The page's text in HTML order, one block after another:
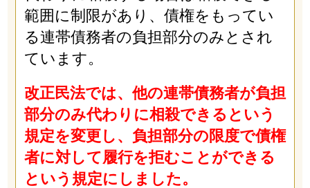
範囲に制限があり、債権をもってい
る連帯債務者の負担部分のみとされ
ています。
改正民法では、他の連帯債務者が負担
部分のみ代わりに相殺できるという
規定を変更し、負担部分の限度で債権
者に対して履行を拒むことができる
という規定にしました。